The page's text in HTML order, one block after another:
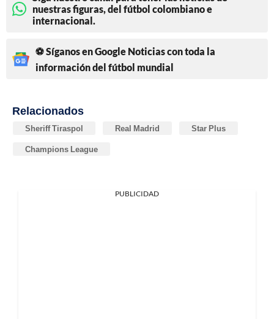
nuestras figuras, del fútbol colombiano e
internacional.
⚽ Síganos en Google Noticias con toda la
información del fútbol mundial
Relacionados
Sheriff Tiraspol Real Madrid Star Plus
Champions League
PUBLICIDAD